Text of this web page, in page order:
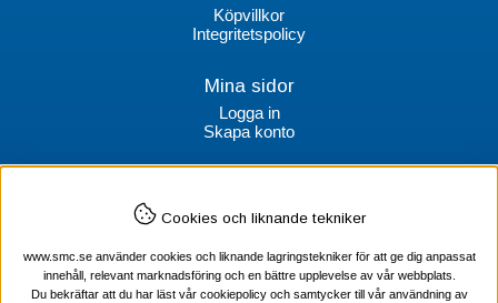
Köpvillkor
Integritetspolicy
Mina sidor
Logga in
Skapa konto
SMC Stockholms Maskincentral AB
100 64 Stockholm
Tel Verktyg: 08-578 55 230
Cookies och liknande tekniker
www.smc.se använder cookies och liknande lagringstekniker för att ge dig anpassat
innehåll, relevant marknadsföring och en bättre upplevelse av vår webbplats.
Du bekräftar att du har läst vår cookiepolicy och samtycker till vår användning av